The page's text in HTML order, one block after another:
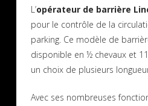
L’opérateur de barrière
pour le contrôle de la
parking. Ce modèle de
disponible en ½ chevaux et
un choix de plusieurs
Avec ses nombreuses